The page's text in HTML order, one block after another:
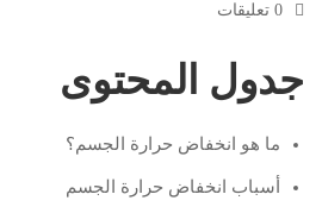
0 تعليقات
جدول المحتوى
ما هو انخفاض حرارة الجسم؟
أسباب انخفاض حرارة الجسم